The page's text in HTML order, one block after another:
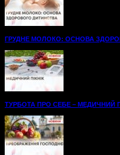
ГРУДНЕ МОЛОКО: ОСНОВА
ТУРБОТА ПРО СЕБЕ – МЕДИЧНИЙ